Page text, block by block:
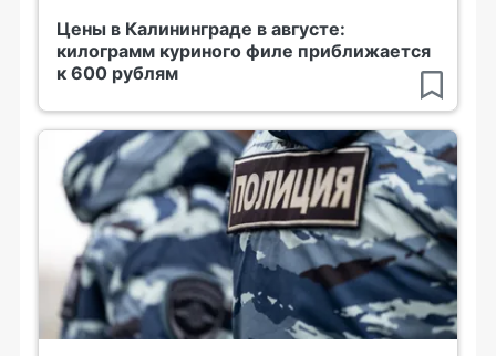
Цены в Калининграде в августе:
килограмм куриного филе приближается
к 600 рублям